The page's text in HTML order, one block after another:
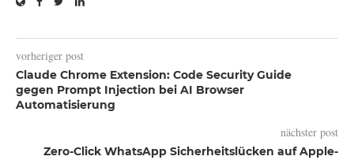
vorheriger post
Claude Chrome Extension: Code Security Guide
gegen Prompt Injection bei AI Browser
Automatisierung
nächster post
Zero-Click WhatsApp Sicherheitslücken auf Apple-